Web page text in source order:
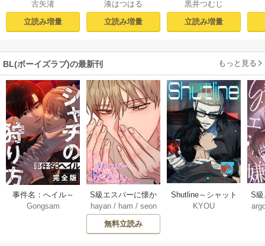
古矢渚
立読み増量
まだ未遂らしい。
１【コミックシー
モア限定描き下ろ
湊はつはる
立読み増量
からには【おまけ
付き電子限定版】
黒井つむじ
立読み増量
BL(ボーイズラブ)の最新刊 もっと見る
事件名：へイル～
シャチの狩り方～
Gongsam
S級エスパーに懐か
れてます【タテヨ
ミ】 75巻
hayan/ ham / seon
eedyou
無料立読み
Shutline～シャット
ライン～【タテヨ
KYOU
S
れ